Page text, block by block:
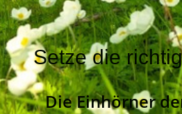
Setze die
Die Einhörner